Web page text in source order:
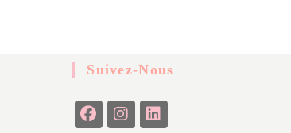
Suivez-Nous